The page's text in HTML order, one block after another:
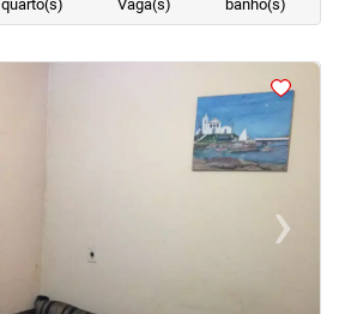
quarto(s)
Vaga(s)
banho(s)
›Next